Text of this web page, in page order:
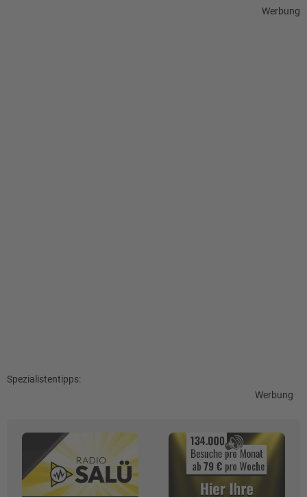
Werbung
Spezialistentipps:
Werbung